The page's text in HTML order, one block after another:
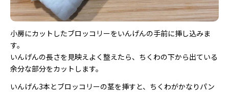
小房にカットしたブロッコリーをいんげんの手前に挿し込みま
す。
いんげんの長さを見映えよく整えたら、ちくわの下から出ている
余分な部分をカットします。
いんげん3本とブロッコリーの茎を挿すと、ちくわがかなりパン